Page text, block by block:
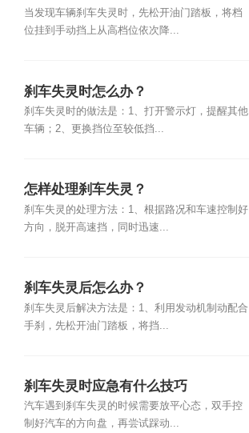
当发现车辆刹车失灵时，先松开油门踏板，将档
位挂到手动挡上从高档位依次降...
刹车失灵时怎么办？
刹车失灵时的做法是：1、打开警示灯，提醒其他
车辆；2、更换挡位至较低挡...
怎样处理刹车失灵？
刹车失灵的处理方法：1、根据路况和车速控制好
方向，脱开高速挡，同时迅速...
刹车失灵后怎么办？
刹车失灵后解决方法是：1、利用发动机制动配合
手刹，先松开油门踏板，将挡...
刹车失灵时应急有什么技巧
汽车遇到刹车失灵的时候需要放平心态，双手控
制好汽车的方向盘，再尝试踩动...